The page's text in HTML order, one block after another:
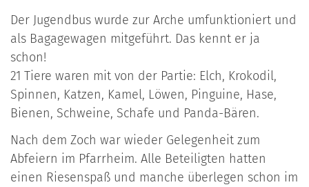
Der Jugendbus wurde zur Arche umfunktioniert und
als Bagagewagen mitgeführt. Das kennt er ja
schon!
21 Tiere waren mit von der Partie: Elch, Krokodil,
Spinnen, Katzen, Kamel, Löwen, Pinguine, Hase,
Bienen, Schweine, Schafe und Panda-Bären.
Nach dem Zoch war wieder Gelegenheit zum
Abfeiern im Pfarrheim. Alle Beteiligten hatten
einen Riesenspaß und manche überlegen schon im